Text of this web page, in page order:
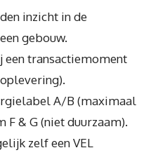
inzicht in de
gebouw.
een transactiemoment
A/B (maximaal
& G (niet duurzaam).
zelf een VEL